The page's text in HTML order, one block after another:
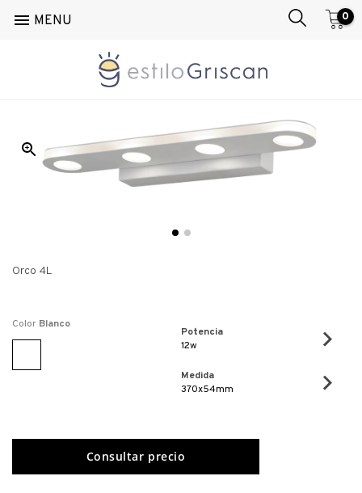
 MENU 0
Aplique / Orco 4L
Orco 4L
Color Blanco
Potencia
12w
Medida
370x54mm